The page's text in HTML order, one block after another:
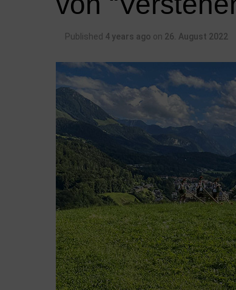
Published 4 years ago on 26. August 2022